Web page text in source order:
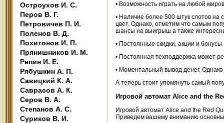
Остроухов И. С.
Перов В. Г.
Петровичев П. И.
Поленов В. Д.
Похитонов И. П.
Прянишников И. М.
Репин И. Е.
Рябушкин А. П.
Савицкий К. А.
Саврасов А. К.
Серов В. А.
Степанов А. С.
Суриков В. И.
• Возможность играть на любой
• Наличие более 500 штук слотов на
цвет. Однако, отметим что самым
шансы на выигрыш а также
• Постоянные скидки, акции и
• Постоянная техподдержка может
• Моментальный вывод денег.
А теперь стоит упомянуть самый
Игровой автомат Alice and the
Игровой автомат Alice and the Red
Приведем вашему вниманию